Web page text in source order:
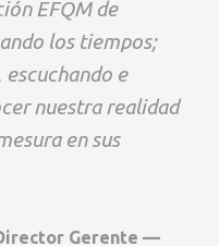
EFQM de
los tiempos;
e
nuestra realidad
en sus
Gerente —